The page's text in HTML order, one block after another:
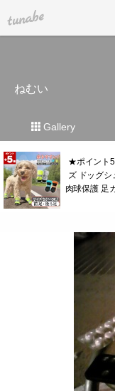
tuna.be
ねむい
Gallery
★ポイント
ズ ドッグ
肉球保護 足